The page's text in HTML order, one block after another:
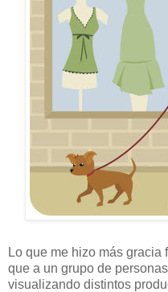
Lo que me hizo más gracia
que a un grupo de
visualizando distintos